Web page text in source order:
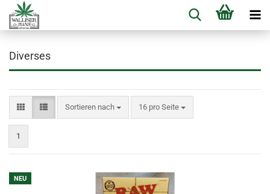
Diverses
Sortieren nach
Sortieren nach 16 pro Seite
pro Seite
1
NEU